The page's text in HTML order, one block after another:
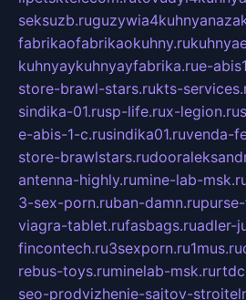
seksuzb.ru
fabrikaofabrikaokuhny.ru
kuhnyaykuhnyayfabrika.rue-
store-brawl-stars.rukts-
sindika-01.rusp-life.rux-legion.ru
e-abis-1-c.rusindika01.ruvenda-
store-brawlstars.ru
antenna-highly.rumine-lab-
3-sex-porn.ruban-damn.ru
viagra-tablet.rufasbags.ruadler-
fincontech.ru3sexporn.ru1mus.ru
rebus-toys.ruminelab-msk.ru
seo-prodvizhenie-sajtov-